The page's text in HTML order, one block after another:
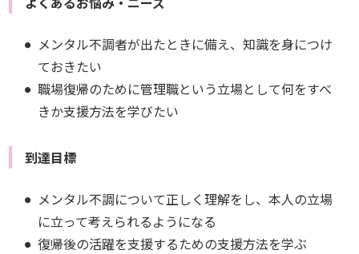
メンタル不調者が出たときに備え、知識を身につけ
ておきたい
職場復帰のために管理職という立場として何をすべ
きか支援方法を学びたい
到達目標
メンタル不調について正しく理解をし、本人の立場
に立って考えられるようになる
復帰後の活躍を支援するための支援方法を学ぶ